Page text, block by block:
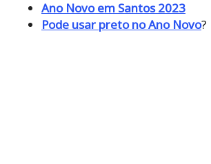
Ano Novo em Santos 2023
Pode usar preto no Ano Novo?